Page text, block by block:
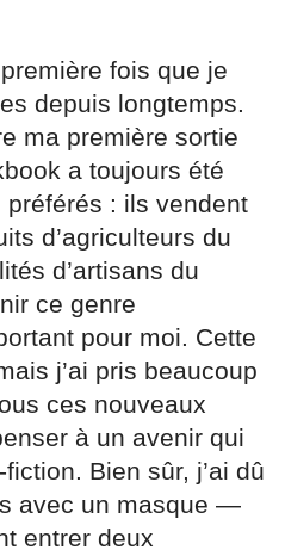
fois que je
depuis longtemps.
ma première sortie
a toujours été
préférés : ils vendent
d’agriculteurs du
d’artisans du
ce genre
pour moi. Cette
j’ai pris beaucoup
ces nouveaux
à un avenir qui
Bien sûr, j’ai dû
avec un masque —
entrer deux